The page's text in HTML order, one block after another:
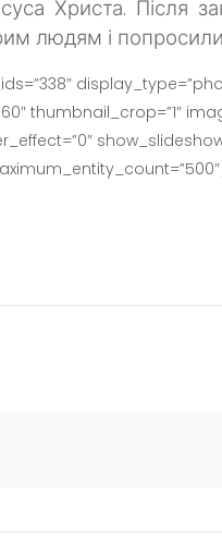
Христа. Після
людям і
thumbnail_crop=”1″